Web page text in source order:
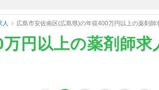
人 広島市安佐南区(広島県)の年収400万円以上の薬剤師
円以上の薬剤師求